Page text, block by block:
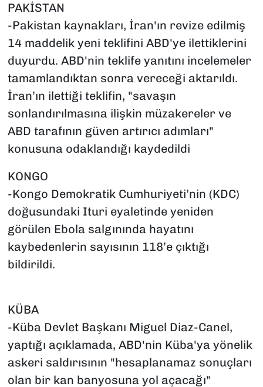
PAKİSTAN
-Pakistan kaynakları, İran'ın revize edilmiş
14 maddelik yeni teklifini ABD'ye ilettiklerini
duyurdu. ABD'nin teklife yanıtını incelemeler
tamamlandıktan sonra vereceği aktarıldı.
İran’ın ilettiği teklifin, "savaşın
sonlandırılmasına ilişkin müzakereler ve
ABD tarafının güven artırıcı adımları"
konusuna odaklandığı kaydedildi
KONGO
-Kongo Demokratik Cumhuriyeti’nin (KDC)
doğusundaki Ituri eyaletinde yeniden
görülen Ebola salgınında hayatını
kaybedenlerin sayısının 118’e çıktığı
bildirildi.
KÜBA
-Küba Devlet Başkanı Miguel Diaz-Canel,
yaptığı açıklamada, ABD'nin Küba'ya yönelik
askeri saldırısının "hesaplanamaz sonuçları
olan bir kan banyosuna yol açacağı"